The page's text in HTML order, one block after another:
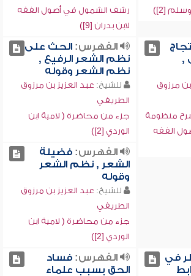
[2])
رشف الشمول في أصول الفقه
لابن بدران [9])
,
بن مرزوق
منظومة
الفقه
الفهرس:الحث على
نظم الشعر الرفيع ,
نظم الشعر وقوله
للشيخ: عبد العزيز بن مرزوق
الطريفي
جزء من محاضرة ( لامية ابن
الوردي [2])
الفهرس:فضيلة
الشعر , نظم الشعر
وقوله
للشيخ: عبد العزيز بن مرزوق
الطريفي
جزء من محاضرة ( لامية ابن
الوردي [2])
في
الفهرس:فساد
الحق بسبب علماء